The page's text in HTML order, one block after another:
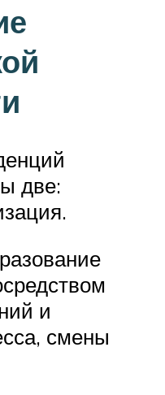
две:
и
смены